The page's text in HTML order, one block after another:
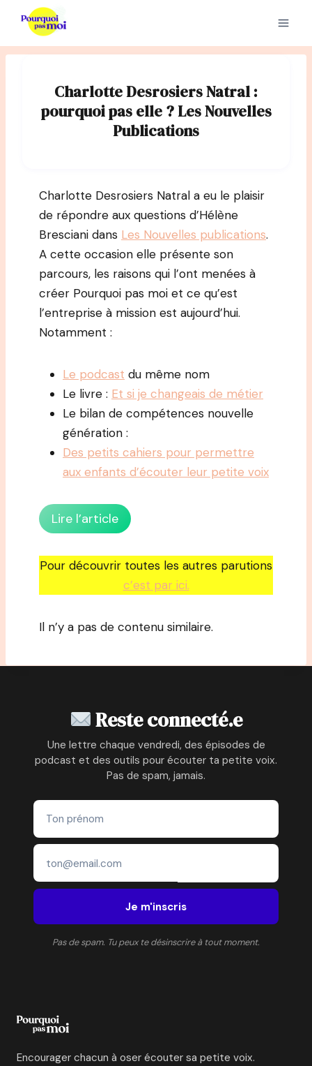
contenu
Charlotte Desrosiers Natral :
pourquoi pas elle ? Les Nouvelles
Publications
Charlotte Desrosiers Natral a eu le plaisir
de répondre aux questions d’Hélène
Bresciani dans Les Nouvelles publications.
A cette occasion elle présente son
parcours, les raisons qui l’ont menées à
créer Pourquoi pas moi et ce qu’est
l’entreprise à mission est aujourd’hui.
Notamment :
Le podcast du même nom
Le livre : Et si je changeais de métier
Le bilan de compétences nouvelle
génération :
Des petits cahiers pour permettre
aux enfants d’écouter leur petite voix
Lire l’article
Pour découvrir toutes les autres parutions
c’est par ici.
Il n’y a pas de contenu similaire.
Reste connecté.e
Une lettre chaque vendredi, des épisodes de
podcast et des outils pour écouter ta petite voix.
Pas de spam, jamais.
Je m'inscris
Pas de spam. Tu peux te désinscrire à tout moment.
Encourager chacun à oser écouter sa petite voix.